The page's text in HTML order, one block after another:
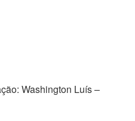
Washington Luís –